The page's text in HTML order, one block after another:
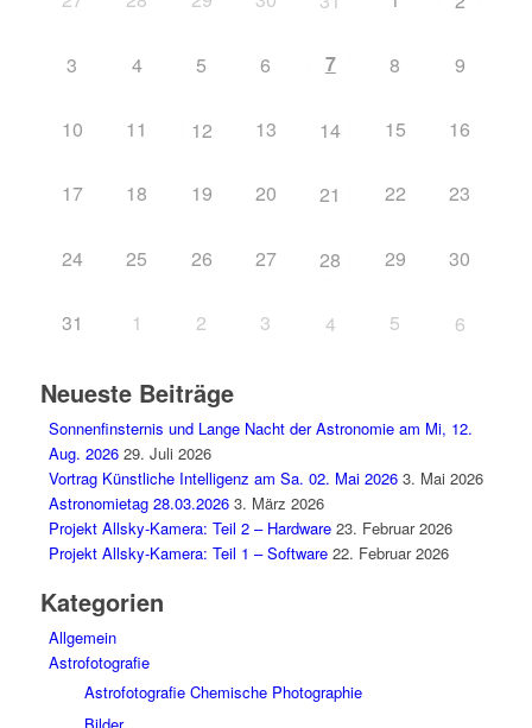
3 4 5 6 7 8 9
10 11 12 13 14 15 16
17 18 19 20 21 22 23
24 25 26 27 28 29 30
31 1 2 3 4 5 6
Neueste Beiträge
Sonnenfinsternis und Lange Nacht der Astronomie am Mi, 12.
Aug. 2026 29. Juli 2026
Vortrag Künstliche Intelligenz am Sa. 02. Mai 2026 3. Mai 2026
Astronomietag 28.03.2026 3. März 2026
Projekt Allsky-Kamera: Teil 2 – Hardware 23. Februar 2026
Projekt Allsky-Kamera: Teil 1 – Software 22. Februar 2026
Kategorien
Allgemein
Astrofotografie
Astrofotografie Chemische Photographie